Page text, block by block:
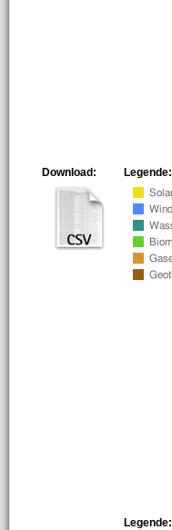
Legende:
Download:
Legende: